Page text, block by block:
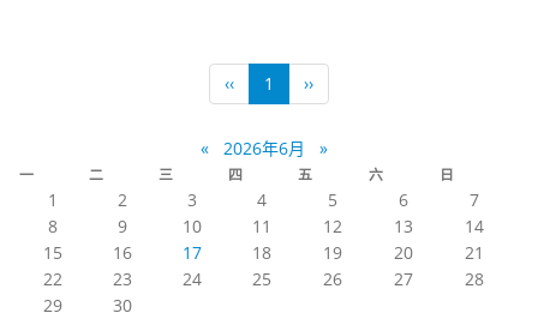
‹‹ 1 ››
« 2026年6月 »
一 二 三 四 五 六 日
1 2 3 4 5 6
7
8
9 10 11 12 13
14
15
16 17 18 19 20
21
22
23 24 25 26 27
28
29
30